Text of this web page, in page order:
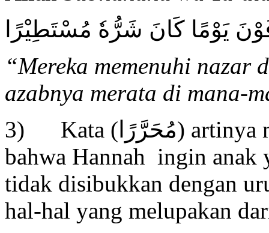
يَوْمًا كَانَ شَرُّهٗ مُسْتَطِيْرًا
“Mereka memenuhi nazar
azabnya merata di mana-
3) Kata (مُحَرَّرًا) artinya merdeka (bebas) maksudnya
bahwa Hannah ingin anak
tidak disibukkan dengan
hal-hal yang melupakan